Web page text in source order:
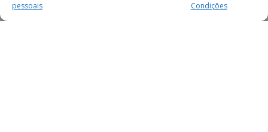
pessoais
Condições